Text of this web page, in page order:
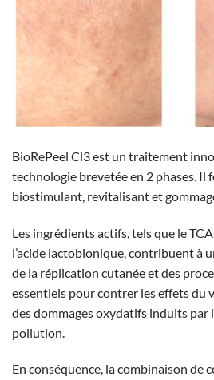
BioRePeel Cl3 est un traitement
technologie brevetée en 2 phases. Il
biostimulant, revitalisant et
Les ingrédients actifs, tels que le
l’acide lactobionique, contribuent à
de la réplication cutanée et des
essentiels pour contrer les effets du
des dommages oxydatifs induits par
pollution.
En conséquence, la combinaison de